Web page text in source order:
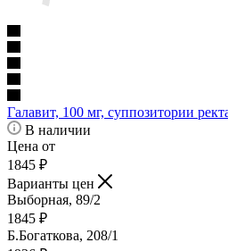
Галавит, 100 мг, суппозитории
В наличии
Цена от
1845 ₽
Варианты цен
Выборная, 89/2
1845 ₽
Б.Богаткова, 208/1